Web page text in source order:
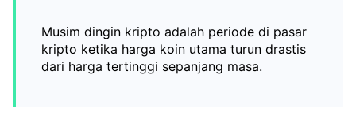
Musim dingin kripto adalah periode di pasar
kripto ketika harga koin utama turun drastis
dari harga tertinggi sepanjang masa.